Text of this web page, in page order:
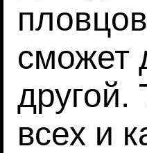
сможет
другой.
всех и